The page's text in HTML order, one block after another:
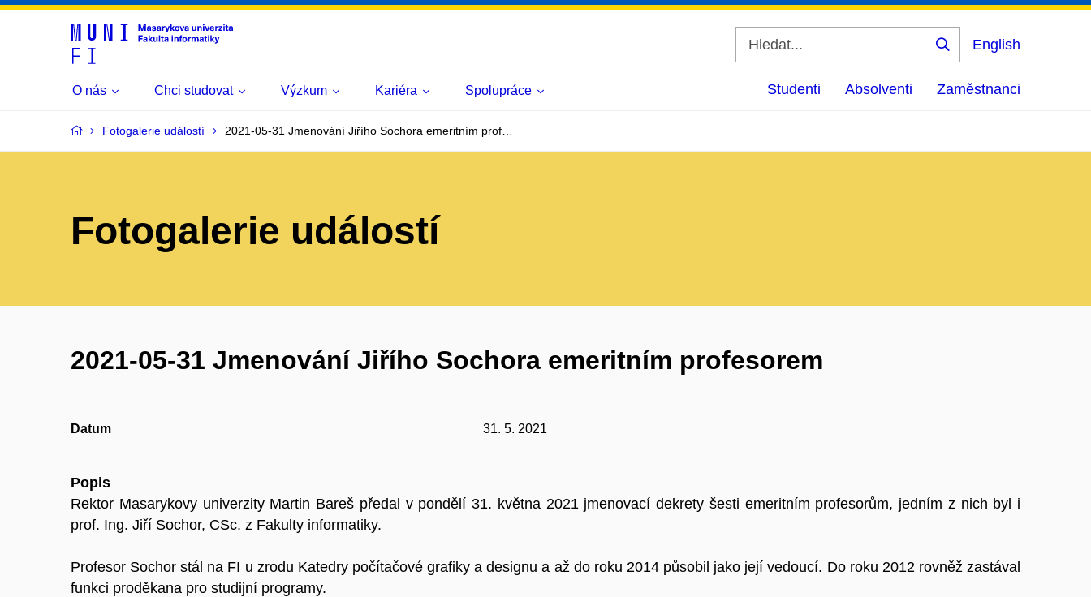
Vyhledat
English
O nás Chci studovat Výzkum Kariéra Spolupráce Studenti Absolventi Zaměstnanci
Fotogalerie událostí 2021-05-31 Jmenování Jiřího Sochora emeritním prof…
Fotogalerie událostí
2021-05-31 Jmenování Jiřího Sochora emeritním profesorem
Datum 31. 5. 2021
Popis
Rektor Masarykovy univerzity Martin Bareš předal v pondělí 31. května 2021 jmenovací dekrety šesti emeritním profesorům, jedním z nich byl i
prof. Ing. Jiří Sochor, CSc. z Fakulty informatiky.
Profesor Sochor stál na FI u zrodu Katedry počítačové grafiky a designu a až do roku 2014 působil jako její vedoucí. Do roku 2012 rovněž zastával
funkci proděkana pro studijní programy.